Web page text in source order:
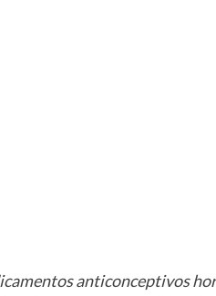
anticonceptivos